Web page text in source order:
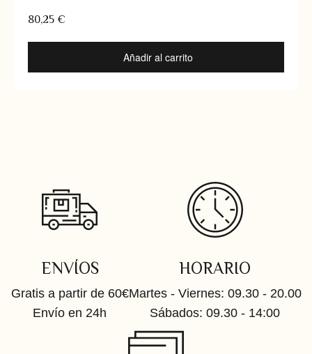
80,25 €
Añadir al carrito
ENVÍOS
Gratis a partir de 60€
Envío en 24h
HORARIO
Martes - Viernes: 09.30 - 20.00
Sábados: 09.30 - 14:00